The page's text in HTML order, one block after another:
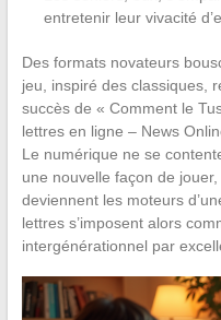
entretenir leur vivacité
Des formats novateurs
jeu, inspiré des classiques,
succès de « Comment le
lettres en ligne – News
Le numérique ne se
une nouvelle façon de
deviennent les moteurs
lettres s’imposent alors
intergénérationnel par